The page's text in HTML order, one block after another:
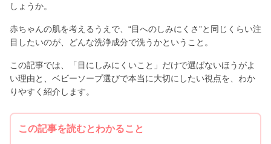
しょうか。
赤ちゃんの肌を考えるうえで、“目へのしみにくさ”と同じくらい注
目したいのが、どんな洗浄成分で洗うかということ。
この記事では、「目にしみにくいこと」だけで選ばないほうがよ
い理由と、ベビーソープ選びで本当に大切にしたい視点を、わか
りやすく紹介します。
この記事を読むとわかること